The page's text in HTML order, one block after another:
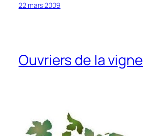
22 mars 2009
Ouvriers de la vigne